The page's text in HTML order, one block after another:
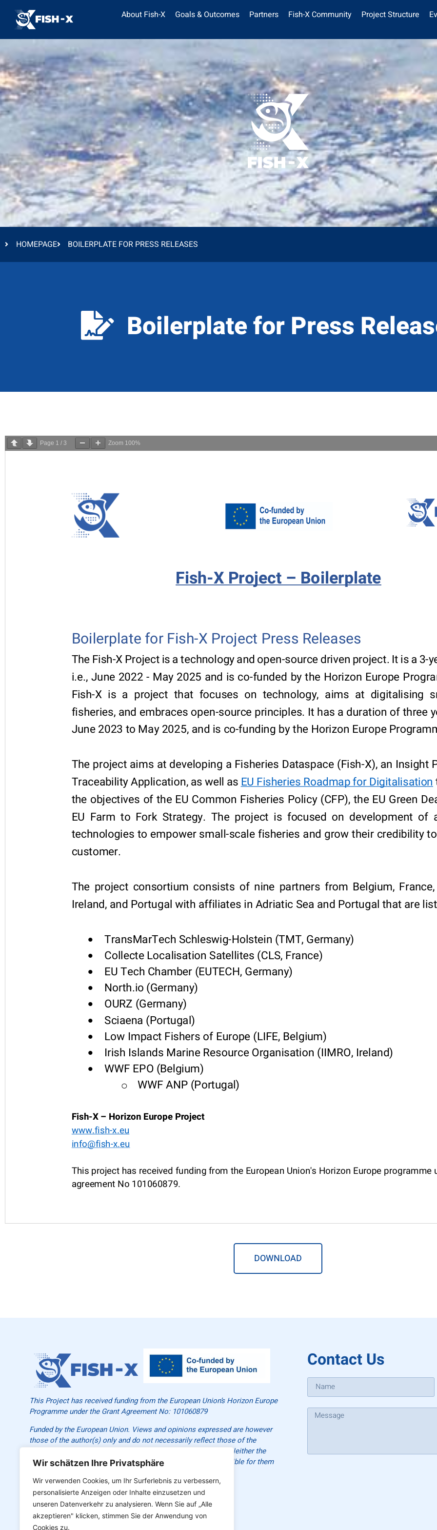
Wir schätzen Ihre Privatsphäre
Wir verwenden Cookies, um Ihr Surferlebnis zu verbessern,
personalisierte Anzeigen oder Inhalte einzusetzen und
unseren Datenverkehr zu analysieren. Wenn Sie auf „Alle
akzeptieren" klicken, stimmen Sie der Anwendung von
Cookies zu.
About Fish-X Goals & Outcomes Partners Fish-X Community Project Structure
HOMEPAGE BOILERPLATE FOR PRESS RELEASES
Boilerplate for Press
Page 1 / 3 Zoom 100%
DOWNLOAD
This Project has received funding from the European Union’s Horizon Europe
Programme under the Grant Agreement No: 101060879
Funded by the European Union. Views and opinions expressed are however
those of the author(s) only and do not necessarily reflect those of the
European Union or the European Research Executive Agency. Neither the
European Union nor the granting authority can be held responsible for them
Start date : 01.06.2022
End date : 31.05.2025
Duration : 36 months
Contact Us